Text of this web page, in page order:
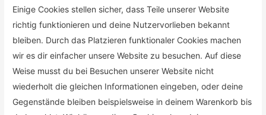
Einige Cookies stellen sicher, dass Teile unserer Website
richtig funktionieren und deine Nutzervorlieben bekannt
bleiben. Durch das Platzieren funktionaler Cookies machen
wir es dir einfacher unsere Website zu besuchen. Auf diese
Weise musst du bei Besuchen unserer Website nicht
wiederholt die gleichen Informationen eingeben, oder deine
Gegenstände bleiben beispielsweise in deinem Warenkorb bis